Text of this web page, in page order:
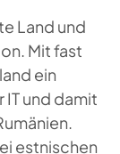
Land und
Mit fast
ein
und damit
estnischen